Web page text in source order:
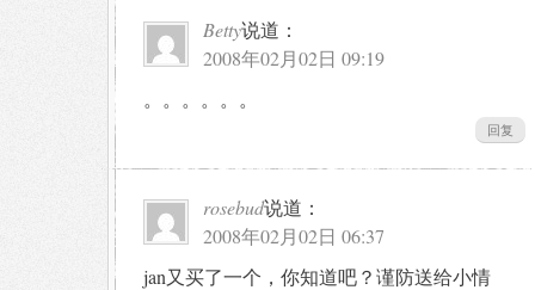
Betty说道：
2008年02月02日 09:19
。。。。。。
回复
rosebud说道：
2008年02月02日 06:37
jan又买了一个，你知道吧？谨防送给小情